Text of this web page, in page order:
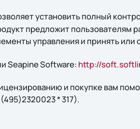
установить полный
предложит пользователям
управления и принять
Seapine Software: http://
и покупке вам
* 317).